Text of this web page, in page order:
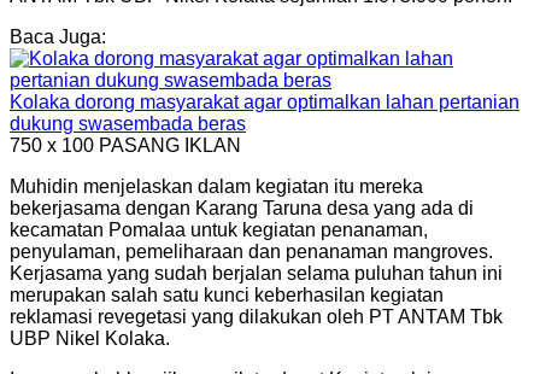
Baca Juga:
Kolaka dorong masyarakat agar optimalkan lahan pertanian
dukung swasembada beras
750 x 100 PASANG IKLAN
Muhidin menjelaskan dalam kegiatan itu mereka
bekerjasama dengan Karang Taruna desa yang ada di
kecamatan Pomalaa untuk kegiatan penanaman,
penyulaman, pemeliharaan dan penanaman mangroves.
Kerjasama yang sudah berjalan selama puluhan tahun ini
merupakan salah satu kunci keberhasilan kegiatan
reklamasi revegetasi yang dilakukan oleh PT ANTAM Tbk
UBP Nikel Kolaka.